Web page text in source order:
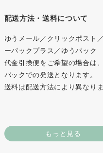
配送方法・送料について
ゆうメール／クリックポスト
ーパックプラス／ゆうパック
代金引換便をご希望の場合は
パックでの発送となります。
送料は配送方法により異なり
もっと見る